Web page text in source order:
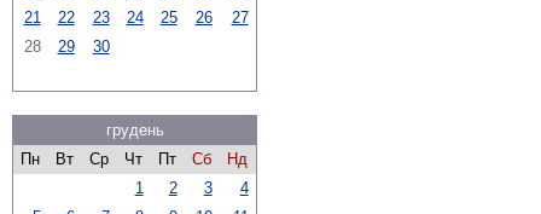
21
22 23 24 25 26
27
28
29 30
грудень
Пн
Вт Ср Чт Пт Сб
Нд
1
2 3
4